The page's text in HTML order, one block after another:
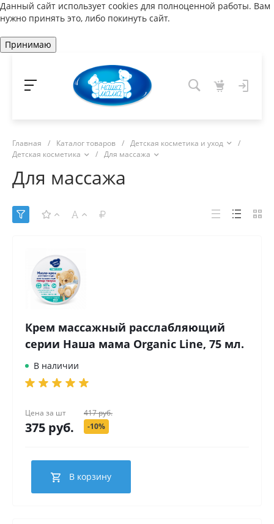
Данный сайт использует cookies для полноценной работы. Вам
нужно принять это, либо покинуть сайт.
Принимаю
Главная / Каталог товаров / Детская косметика и уход
/
Детская косметика
/ Для массажа
Для массажа
Крем массажный расслабляющий
серии Наша мама Organic Line, 75 мл.
В наличии
Цена за шт
375 руб.
417 руб.
-10%
В корзину